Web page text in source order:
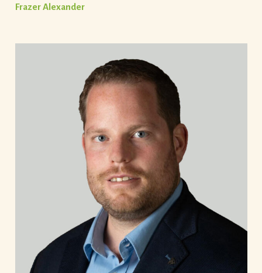
Frazer Alexander